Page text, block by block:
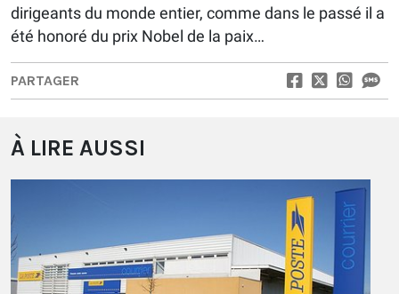
dirigeants du monde entier, comme dans le passé il a
été honoré du prix Nobel de la paix…
PARTAGER
À LIRE AUSSI